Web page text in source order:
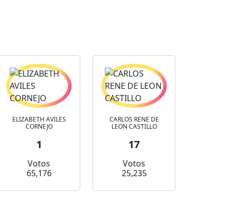
ELIZABETH AVILES
CORNEJO
1
Votos
65,176
CARLOS RENE DE
LEON CASTILLO
17
Votos
25,235